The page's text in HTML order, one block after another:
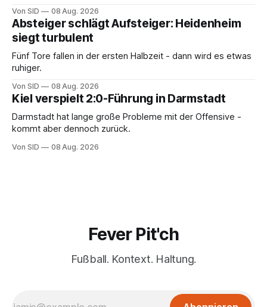
Von SID 08 Aug. 2026
Absteiger schlägt Aufsteiger: Heidenheim
siegt turbulent
Fünf Tore fallen in der ersten Halbzeit - dann wird es etwas
ruhiger.
Von SID 08 Aug. 2026
Kiel verspielt 2:0-Führung in Darmstadt
Darmstadt hat lange große Probleme mit der Offensive -
kommt aber dennoch zurück.
Von SID 08 Aug. 2026
Fever Pit'ch
Fußball. Kontext. Haltung.